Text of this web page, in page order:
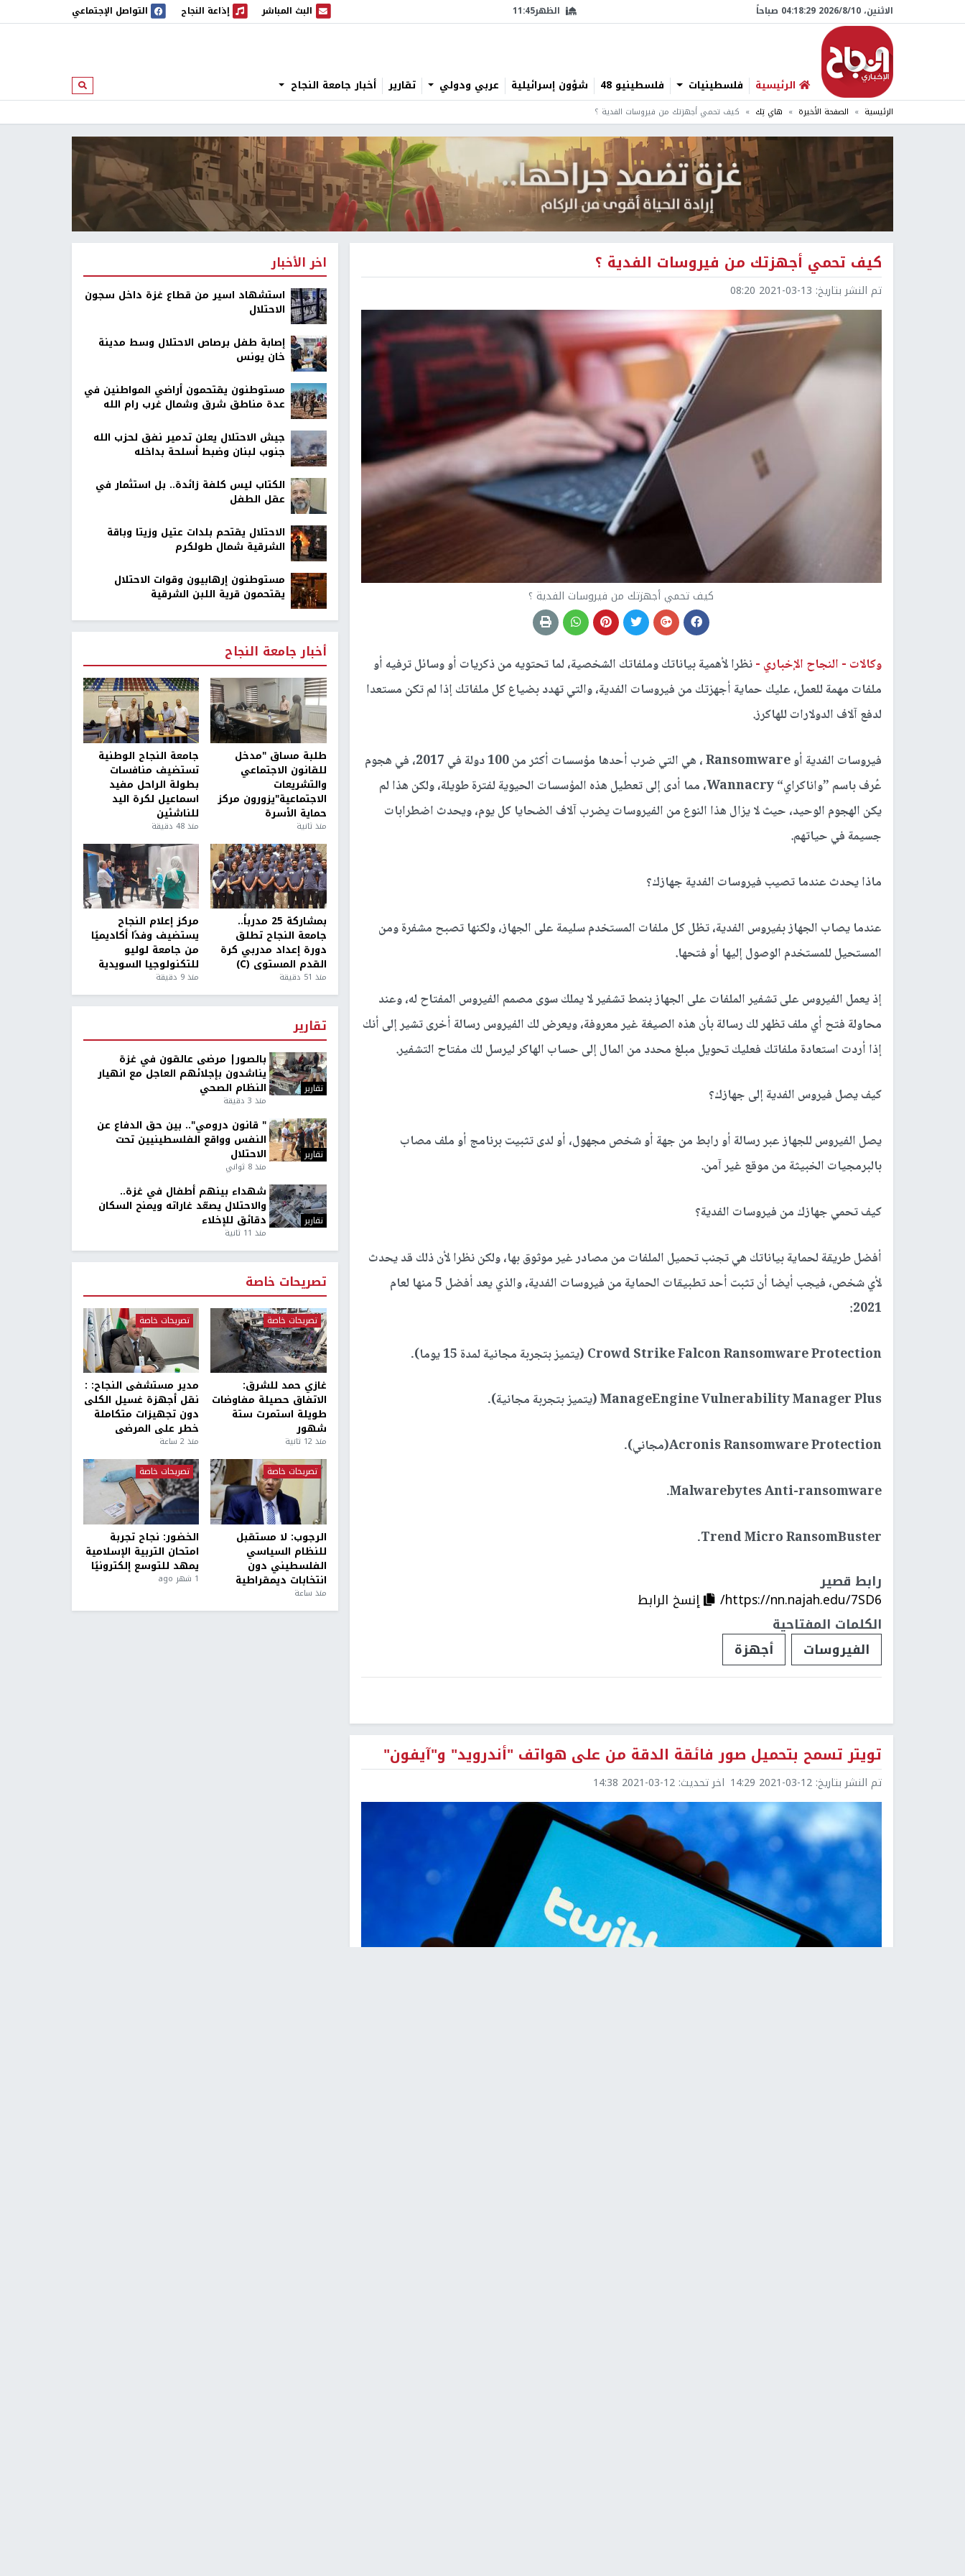
الاثنين، 10/‏8/‏2026 04:18:30 صباحاً الظهر11:45 البث المباشر
البث المباشر إذاعة النجاح
إذاعة النجاح التواصل الإجتماعي
الرئيسية فلسطينيات فلسطينيو 48 شؤون إسرائيلية عربي ودولي تقارير أخبار جامعة النجاح ابحث
الرئيسية الصفحة الأخيرة هاي تِك كيف تحمي أجهزتك من فيروسات الفدية ؟
كيف تحمي أجهزتك من فيروسات الفدية ؟
تم النشر بتاريخ: 2021-03-13 08:20
كيف تحمي أجهزتك من فيروسات الفدية ؟
وكالات - النجاح الإخباري -نظرا لأهمية بياناتك وملفاتك الشخصية، لما تحتويه من ذكريات أو وسائل ترفيه أو
ملفات مهمة للعمل، عليك حماية أجهزتك من فيروسات الفدية، والتي تهدد بضياع كل ملفاتك إذا لم تكن مستعدا
لدفع آلاف الدولارات للهاكرز.
فيروسات الفدية أو Ransomware ، هي التي ضرب أحدها مؤسسات أكثر من 100 دولة في 2017، في هجوم
عُرف باسم ”واناكراي“ Wannacry، مما أدى إلى تعطيل هذه المؤسسات الحيوية لفترة طويلة، ولكن هذا لم
يكن الهجوم الوحيد، حيث لا يزال هذا النوع من الفيروسات يضرب آلاف الضحايا كل يوم، ويحدث اضطرابات
جسيمة في حياتهم.
ماذا يحدث عندما تصيب فيروسات الفدية جهازك؟
عندما يصاب الجهاز بفيروس الفدية، تظل كل ملفات المستخدم سليمة على الجهاز، ولكنها تصبح مشفرة ومن
المستحيل للمستخدم الوصول إليها أو فتحها.
إذ يعمل الفيروس على تشفير الملفات على الجهاز بنمط تشفير لا يملك سوى مصمم الفيروس المفتاح له، وعند
محاولة فتح أي ملف تظهر لك رسالة بأن هذه الصيغة غير معروفة، ويعرض لك الفيروس رسالة أخرى تشير إلى أنك
إذا أردت استعادة ملفاتك فعليك تحويل مبلغ محدد من المال إلى حساب الهاكر ليرسل لك مفتاح التشفير.
كيف يصل فيروس الفدية إلى جهازك؟
يصل الفيروس للجهاز عبر رسالة أو رابط من جهة أو شخص مجهول، أو لدى تثبيت برنامج أو ملف مصاب
بالبرمجيات الخبيثة من موقع غير آمن.
كيف تحمي جهازك من فيروسات الفدية؟
أفضل طريقة لحماية بياناتك هي تجنب تحميل الملفات من مصادر غير موثوق بها، ولكن نظرا لأن ذلك قد يحدث
لأي شخص، فيجب أيضا أن تثبت أحد تطبيقات الحماية من فيروسات الفدية، والذي يعد أفضل 5 منها لعام
2021:
Crowd Strike Falcon Ransomware Protection (يتميز بتجربة مجانية لمدة 15 يوما).
ManageEngine Vulnerability Manager Plus (يتميز بتجربة مجانية).
Acronis Ransomware Protection(مجاني).
Malwarebytes Anti-ransomware.
Trend Micro RansomBuster.
رابط قصير
https://nn.najah.edu/7SD6/
إنسخ الرابط
الكلمات المفتاحية
الفيروسات
أجهزة
تويتر تسمح بتحميل صور فائقة الدقة من على هواتف "أندرويد" و"آيفون"
تم النشر بتاريخ: 2021-03-12 14:29 اخر تحديث: 2021-03-12 14:38
اخر الأخبار
استشهاد اسير من قطاع غزة داخل سجون
الاحتلال
إصابة طفل برصاص الاحتلال وسط مدينة
خان يونس
مستوطنون يقتحمون أراضي المواطنين في
عدة مناطق شرق وشمال غرب رام الله
جيش الاحتلال يعلن تدمير نفق لحزب الله
جنوب لبنان وضبط أسلحة بداخله
الكتاب ليس كلفة زائدة.. بل استثمار في
عقل الطفل
الاحتلال يقتحم بلدات عتيل وزيتا وباقة
الشرقية شمال طولكرم
مستوطنون إرهابيون وقوات الاحتلال
يقتحمون قرية اللبن الشرقية
أخبار جامعة النجاح
طلبة مساق "مدخل
للقانون الاجتماعي
والتشريعات
الاجتماعية"يزورون مركز
حماية الأسرة
منذ ثانية
جامعة النجاح الوطنية
تستضيف منافسات
بطولة الراحل مفيد
اسماعيل لكرة اليد
للناشئين
منذ 48 دقيقة
بمشاركة 25 مدرباً..
جامعة النجاح تطلق
دورة إعداد مدربي كرة
القدم المستوى (C)
منذ 51 دقيقة
مركز إعلام النجاح
يستضيف وفدًا أكاديميًا
من جامعة لوليو
للتكنولوجيا السويدية
منذ 9 دقيقة
تقارير
تقارير
بالصور| مرضى عالقون في غزة
يناشدون بإجلائهم العاجل مع انهيار
النظام الصحي
منذ 3 دقيقة
تقارير
" قانون درومي".. بين حق الدفاع عن
النفس وواقع الفلسطينيين تحت
الاحتلال
منذ 8 ثواني
تقارير
شهداء بينهم أطفال في غزة..
والاحتلال يصعّد غاراته ويمنح السكان
دقائق للإخلاء
منذ 11 ثانية
تصريحات خاصة
تصريحات خاصة
غازي حمد للشرق:
الاتفاق حصيلة مفاوضات
طويلة استمرت ستة
شهور
منذ 12 ثانية
تصريحات خاصة
مدير مستشفى النجاح: :
نقل أجهزة غسيل الكلى
دون تجهيزات متكاملة
خطر على المرضى
منذ 2 ساعة
تصريحات خاصة
الرجوب: لا مستقبل
للنظام السياسي
الفلسطيني دون
انتخابات ديمقراطية
منذ ساعة
تصريحات خاصة
الخضور: نجاح تجربة
امتحان التربية الإسلامية
يمهد للتوسع إلكترونيًا
1 شهر ago